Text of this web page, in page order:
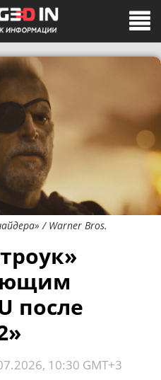
/ Warner Bros.
после
10:30 GMT+3